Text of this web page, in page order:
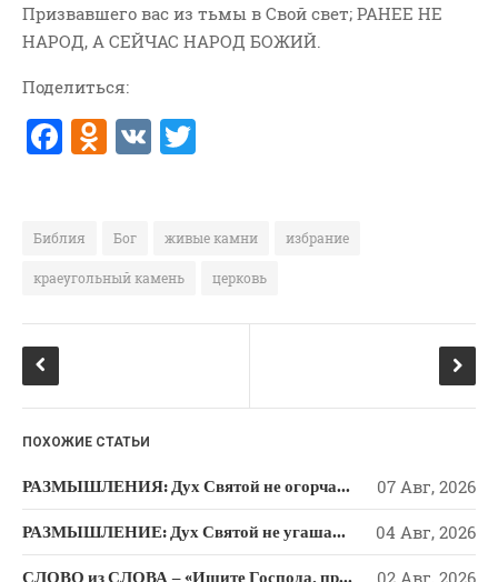
Аудио
Беседы По Бытие
Информация
Христа"
Размышления
Призвавшего вас из тьмы в Свой свет; РАНЕЕ НЕ
НАРОД, А СЕЙЧАС НАРОД БОЖИЙ.
Поделиться:
F
a
e
b
o
O
d
o
kl
a
ki
V
K
te
Библия Бог живые камни избрание
краеугольный камень церковь
ПОХОЖИЕ СТАТЬИ
РАЗМЫШЛЕНИЯ: Дух Святой не огорчайте и не оскорбляйте! 07 Авг, 2026
РАЗМЫШЛЕНИЕ: Дух Святой не угашайте! 04 Авг, 2026
СЛОВО из СЛОВА – «Ищите Господа, призывайте Его» (Исаии 55) 02 Авг, 2026